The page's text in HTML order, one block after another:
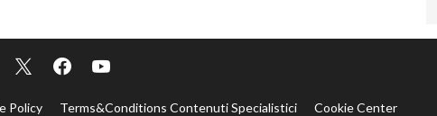
Policy Terms&Conditions Contenuti Specialistici Cookie Center